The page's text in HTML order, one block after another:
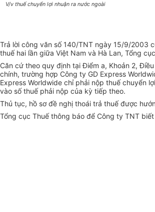
V/v thuế chuyển lợi nhuận ra nước ngoài
Trả lời công văn số 140/TNT ngày 15/9/2003
thuế hai lần giữa Việt Nam và Hà Lan, Tổng
Căn cứ theo quy định tại Điểm a, Khoản 2,
chính, trường hợp Công ty GD Express
Express Worldwide chỉ phải nộp thuế chuyển
vào số thuế phải nộp của kỳ tiếp theo.
Thủ tục, hồ sơ đề nghị thoái trả thuế được
Tổng cục Thuế thông báo để Công ty TNT